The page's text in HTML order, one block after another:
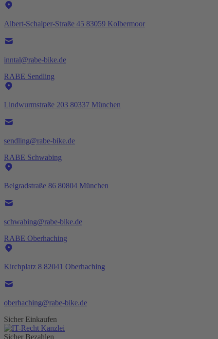
Albert-Schalper-Straße 45 83059 Kolbermoor
inntal@rabe-bike.de
RABE Sendling
Lindwurmstraße 203 80337 München
sendling@rabe-bike.de
RABE Schwabing
Belgradstraße 86 80804 München
schwabing@rabe-bike.de
RABE Oberhaching
Kirchplatz 8 82041 Oberhaching
oberhaching@rabe-bike.de
Sicher Einkaufen
Sicher Bezahlen